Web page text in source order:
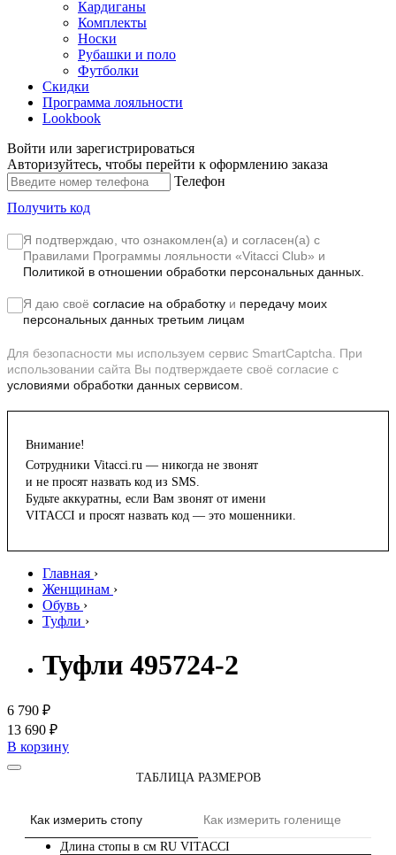
Кардиганы
Комплекты
Носки
Рубашки и поло
Футболки
Скидки
Программа лояльности
Lookbook
Войти или зарегистрироваться
Авторизуйтесь, чтобы перейти к оформлению заказа
Телефон
Получить код
Я подтверждаю, что ознакомлен(а) и согласен(а) с
Правилами Программы лояльности «Vitacci Club» и
Политикой в отношении обработки персональных данных.
Я даю своё согласие на обработку и передачу моих
персональных данных третьим лицам
Для безопасности мы используем сервис SmartCaptcha. При
использовании сайта Вы подтверждаете своё согласие с
условиями обработки данных сервисом.
Внимание!
Сотрудники Vitacci.ru — никогда не звонят
и не просят назвать код из SMS.
Будьте аккуратны, если Вам звонят от имени
VITACCI и просят назвать код — это мошенники.
Главная ›
Женщинам ›
Обувь ›
Туфли ›
Туфли 495724-2
6 790 ₽
13 690 ₽
В корзину
ТАБЛИЦА РАЗМЕРОВ
Как измерить стопу Как измерить голенище
Длина стопы в см RU VITACCI